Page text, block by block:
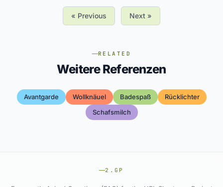
« Previous Next »
RELATED
Weitere Referenzen
Avantgarde Wollknäuel Badespaß
Rücklichter
Schafsmilch
2.GP